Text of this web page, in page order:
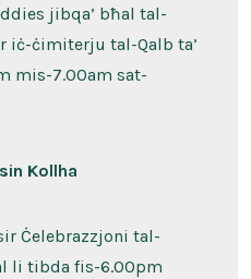
jibqa’ bħal tal-
iċ-ċimiterju tal-Qalb ta’
mis-7.00am sat-
Kollha
Ċelebrazzjoni tal-
li tibda fis-6.00pm